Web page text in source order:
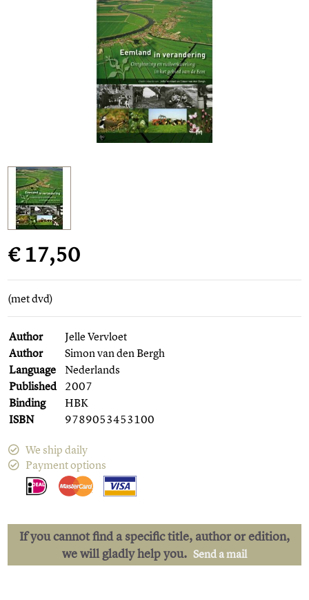
€ 17,50
(met dvd)
Author
Jelle Vervloet
Author
Simon van den Bergh
Language
Nederlands
Published 2007
Binding
HBK
ISBN
9789053453100
We ship daily
Payment options
If you cannot find a specific title, author or edition,
we will gladly help you. Send a mail